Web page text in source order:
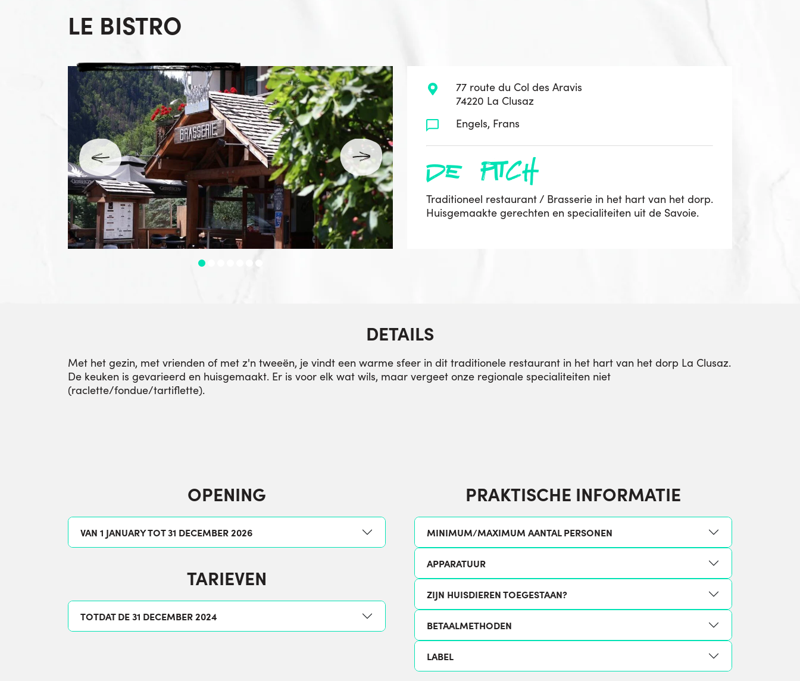
LE BISTRO
77 route du Col des Aravis
74220 La Clusaz
Engels, Frans
de pitch
Traditioneel restaurant / Brasserie in het hart van het dorp.
Huisgemaakte gerechten en specialiteiten uit de Savoie.
DETAILS
Met het gezin, met vrienden of met z'n tweeën, je vindt een warme sfeer in dit traditionele restaurant in het hart van het dorp La Clusaz.
De keuken is gevarieerd en huisgemaakt. Er is voor elk wat wils, maar vergeet onze regionale specialiteiten niet
(raclette/fondue/tartiflette).
OPENING
VAN 1 JANUARY TOT 31 DECEMBER 2026
TARIEVEN
TOTDAT DE 31 DECEMBER 2024
PRAKTISCHE INFORMATIE
MINIMUM/MAXIMUM AANTAL PERSONEN
APPARATUUR
ZIJN HUISDIEREN TOEGESTAAN?
BETAALMETHODEN
LABEL